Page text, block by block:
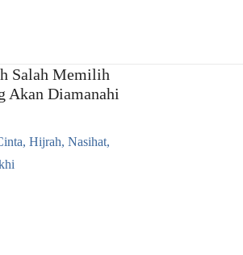
Salah Memilih
Akan Diamanahi
, Hijrah, Nasihat,